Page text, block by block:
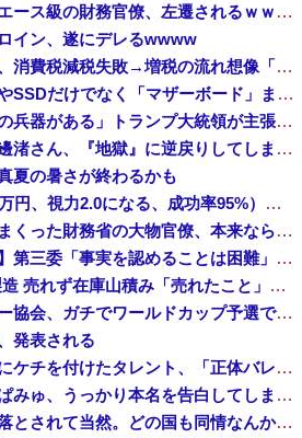
【朗報】減税に反対したエース級の財務官僚、左遷されるｗｗｗｗｗｗ
イン、遂にデレるwwww
【正論】カンニング竹山、消費税減税失敗→増税の流れ想像「次誰が総理やりたいと思います？」
【悲報】生成AI、メモリやSSDだけでなく「マザーボード」まで値上げさせてしまいそう他
アメリカには「膨大な量の兵器がある」トランプ大統領が主張…在庫枯渇の報道受け！
【悲報】元フジテレビ渡邊渚さん、『地獄』に逆戻りしてしまう・・・・・
夏の暑さが終わるかも
レーシック手術（費用10万円、視力2.0になる、成功率95%）←これをしない理由ｗｗ
高市内閣の政策を妨害しまくった財務省の大物官僚、本来ならエース級の人材が就くはずのないポストに送られ……
【広陵高野球部暴力問題】第三委「事実を認めることは困難」元部員「SNS開示請求開始」犯人として晒してた人達に損害賠償請求訴訟を起こす方針
中国、止められないEV製造 売れず在庫山積み「売れたこと」にして補助金を騙し取る事案を思いつきが横行
【緊急速報】韓国サッカー協会、ガチでワールドカップ予選での審判への性接待がバレ大炎上大騒ぎに
発表される
高市首相の熊本視察動画にケチを付けたタレント、「正体バレバレよな」と黒電話の呼び方であっさりと……
【衝撃】きゃりーぱみゅぱみゅ、うっかり本名を告白してしまう！！！！！
中国外務省「日本は原爆落とされて当然。どの国も同情なんかしない」